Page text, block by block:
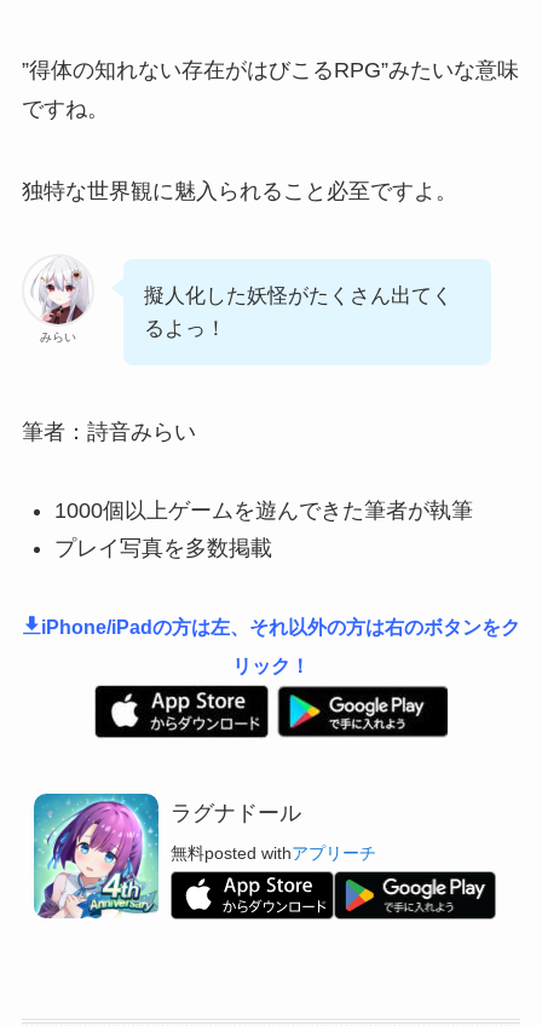
”得体の知れない存在がはびこるRPG”みたいな意味
ですね。
独特な世界観に魅入られること必至ですよ。
みらい
擬人化した妖怪がたくさん出てく
るよっ！
筆者：詩音みらい
1000個以上ゲームを遊んできた筆者が執筆
プレイ写真を多数掲載
iPhone/iPadの方は左、それ以外の方は右のボタンをク
リック！
ラグナドール
無料posted withアプリーチ